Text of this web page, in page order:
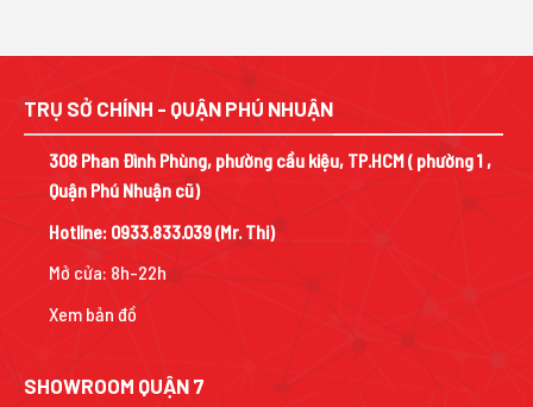
TRỤ SỞ CHÍNH - QUẬN PHÚ NHUẬN
308 Phan Đình Phùng, phường cầu kiệu, TP.HCM ( phường 1 ,
Quận Phú Nhuận cũ)
Hotline: 0933.833.039(Mr. Thi)
Mở cửa: 8h-22h
Xem bản đồ
SHOWROOM QUẬN 7